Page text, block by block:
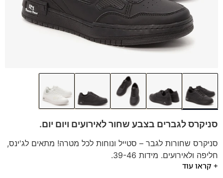
סניקרס לגברים בצבע שחור לאירועים ויום יום.
סניקרס שחורות לגבר – סטייל ונוחות לכל מטרה! מתאים לג'ינס,
חליפה ולאירועים. מידות 39-46.
סניקרס לגברים
+ קראו עוד